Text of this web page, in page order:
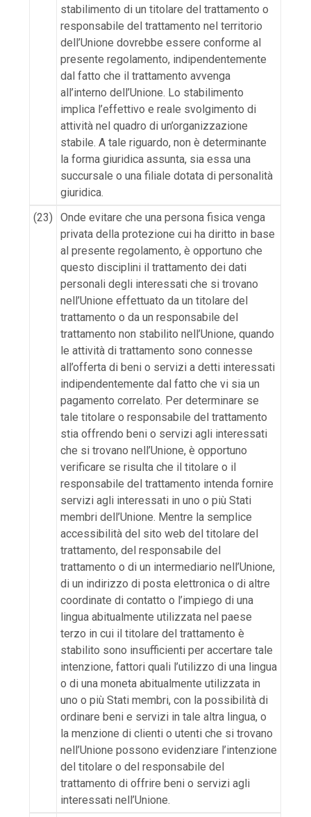
stabilimento di un titolare del trattamento o
responsabile del trattamento nel territorio
dell’Unione dovrebbe essere conforme al
presente regolamento, indipendentemente
dal fatto che il trattamento avvenga
all’interno dell’Unione. Lo stabilimento
implica l’effettivo e reale svolgimento di
attività nel quadro di un’organizzazione
stabile. A tale riguardo, non è determinante
la forma giuridica assunta, sia essa una
succursale o una filiale dotata di personalità
giuridica.
(23)
Onde evitare che una persona fisica venga
privata della protezione cui ha diritto in base
al presente regolamento, è opportuno che
questo disciplini il trattamento dei dati
personali degli interessati che si trovano
nell’Unione effettuato da un titolare del
trattamento o da un responsabile del
trattamento non stabilito nell’Unione, quando
le attività di trattamento sono connesse
all’offerta di beni o servizi a detti interessati
indipendentemente dal fatto che vi sia un
pagamento correlato. Per determinare se
tale titolare o responsabile del trattamento
stia offrendo beni o servizi agli interessati
che si trovano nell’Unione, è opportuno
verificare se risulta che il titolare o il
responsabile del trattamento intenda fornire
servizi agli interessati in uno o più Stati
membri dell’Unione. Mentre la semplice
accessibilità del sito web del titolare del
trattamento, del responsabile del
trattamento o di un intermediario nell’Unione,
di un indirizzo di posta elettronica o di altre
coordinate di contatto o l’impiego di una
lingua abitualmente utilizzata nel paese
terzo in cui il titolare del trattamento è
stabilito sono insufficienti per accertare tale
intenzione, fattori quali l’utilizzo di una lingua
o di una moneta abitualmente utilizzata in
uno o più Stati membri, con la possibilità di
ordinare beni e servizi in tale altra lingua, o
la menzione di clienti o utenti che si trovano
nell’Unione possono evidenziare l’intenzione
del titolare o del responsabile del
trattamento di offrire beni o servizi agli
interessati nell’Unione.